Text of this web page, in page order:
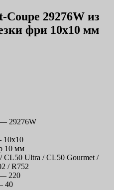
Coupe 29276W из
фри 10х10 мм
— 29276W
10х10
10 мм
CL50 Ultra / CL50 Gourmet /
/ R752
— 220
40